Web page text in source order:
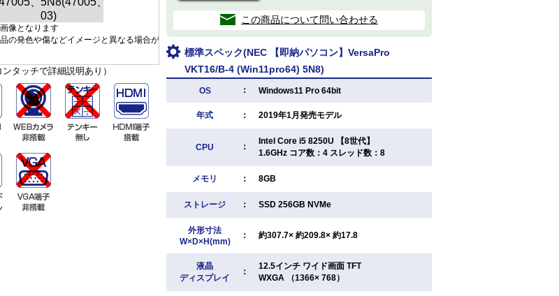
像となります
の発色や傷などイメージと異なる場合が
ンタッチで詳細説明あり）
この商品について問い合わせる
標準スペック(NEC 【即納パソコン】VersaPro
VKT16/B-4 (Win11pro64) 5N8)
OS ： Windows11 Pro 64bit
年式 ： 2019年1月発売モデル
CPU ：
Intel Core i5 8250U 【8世代】
1.6GHz コア数：4 スレッド数：8
メモリ ： 8GB
ストレージ ： SSD 256GB NVMe
外形寸法
W×D×H(mm)
： 約307.7× 約209.8× 約17.8
液晶
ディスプレイ
：
12.5インチ ワイド画面 TFT
WXGA （1366× 768）